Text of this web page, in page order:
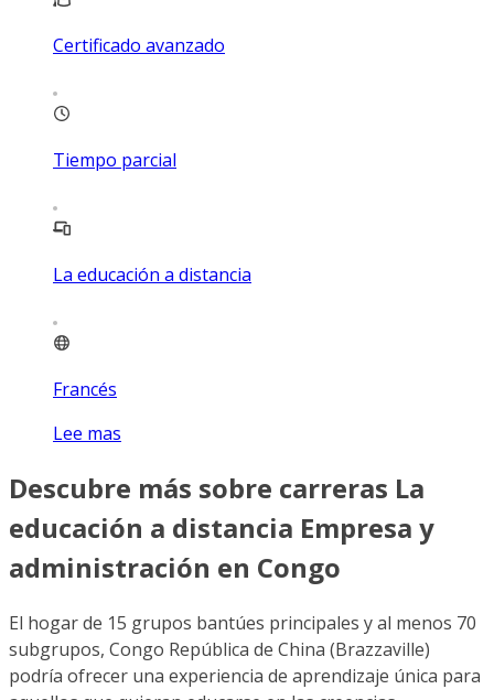
Certificado avanzado
Tiempo parcial
La educación a distancia
Francés
Lee mas
Descubre más sobre carreras La
educación a distancia Empresa y
administración en Congo
El hogar de 15 grupos bantúes principales y al menos 70
subgrupos, Congo República de China (Brazzaville)
podría ofrecer una experiencia de aprendizaje única para